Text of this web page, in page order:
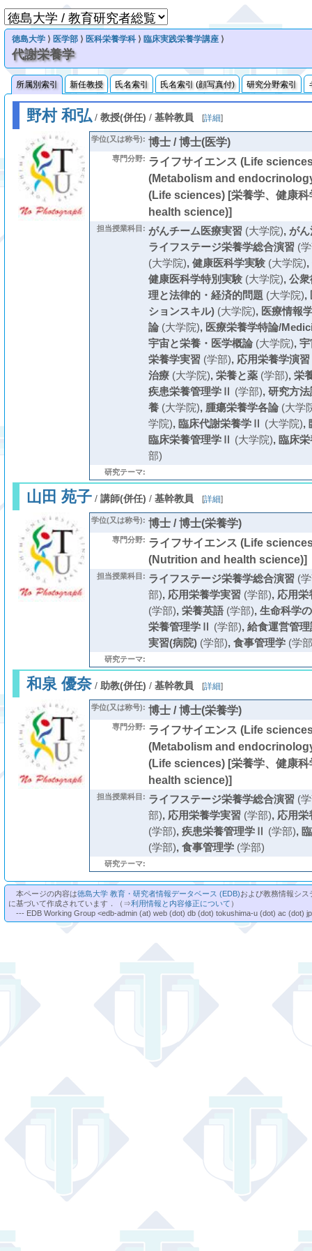
徳島大学 ⟩ 医学部 ⟩ 医科栄養学科 ⟩ 臨床実践栄養学講座 ⟩
代謝栄養学
所属別索引 新任教授 氏名索引 氏名索引 (顔写真付) 研究分野索引
野村 和弘/ 教授(併任) / 基幹教員 [詳細]
学位(又は称号): 博士 / 博士(医学)
専門分野: ライフサイエンス (Life
(Metabolism and
(Life sciences) [栄養学、健康
health science)]
担当授業科目: がんチーム医療実習 (大学院), が
ライフステージ栄養学総合演習 (
(大学院), 健康医科学実験(大学院),
健康医科学特別実験(大学院), 公
理と法律的・経済的問題 (大学院),
ションスキル)(大学院), 医療情報
論(大学院), 医療栄養学特論/
宇宙と栄養・医学概論(大学院), 宇
栄養学実習 (学部), 応用栄養学演習
治療(大学院), 栄養と薬(学部), 栄
疾患栄養管理学Ⅱ (学部), 研究方法
養(大学院), 腫瘍栄養学各論(大学
学院), 臨床代謝栄養学Ⅱ (大学院),
臨床栄養管理学Ⅱ (大学院), 臨床
部)
研究テーマ:
山田 苑子/ 講師(併任) / 基幹教員 [詳細]
学位(又は称号): 博士 / 博士(栄養学)
専門分野: ライフサイエンス (Life
(Nutrition and health science)]
担当授業科目: ライフステージ栄養学総合演習 (
部), 応用栄養学実習 (学部), 応用栄
(学部), 栄養英語(学部), 生命科学
栄養管理学Ⅱ (学部), 給食運営管理
実習(病院)(学部), 食事管理学(学
研究テーマ:
和泉 優奈/ 助教(併任) / 基幹教員 [詳細]
学位(又は称号): 博士 / 博士(栄養学)
専門分野: ライフサイエンス (Life
(Metabolism and
(Life sciences) [栄養学、健康
health science)]
担当授業科目: ライフステージ栄養学総合演習 (
部), 応用栄養学実習 (学部), 応用栄
(学部), 疾患栄養管理学Ⅱ (学部),
(学部), 食事管理学(学部)
研究テーマ:
本ページの内容は徳島大学 教育・研究者情報データベース (EDB)および教務情報シ
に基づいて作成されています．（⇒利用情報と内容修正について ）
--- EDB Working Group <edb-admin (at) web (dot) db (dot) tokushima-u (dot) ac (dot)